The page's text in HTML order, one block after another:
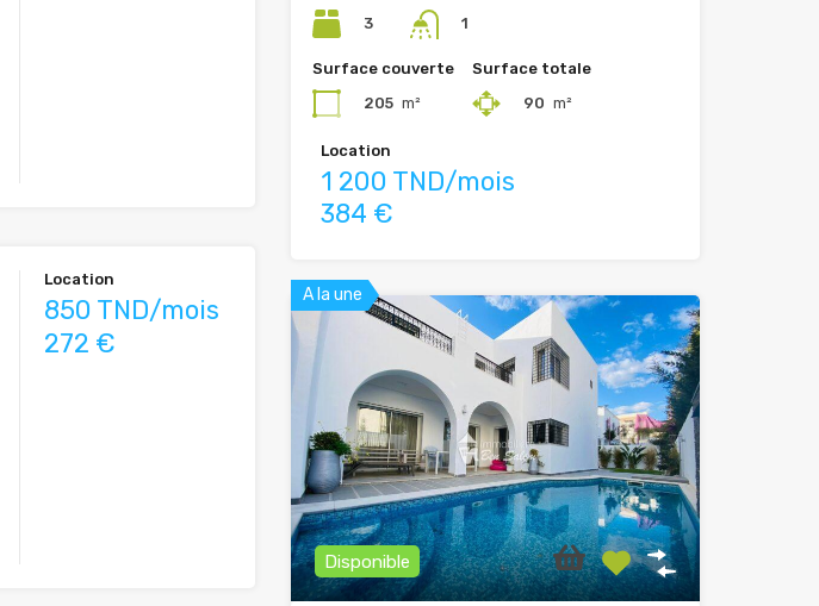
Location
850 TND/mois
272 €
3
1
Surface couverte
205 m²
Surface totale
90 m²
Location
1 200 TND/mois
384 €
A la une
Disponible